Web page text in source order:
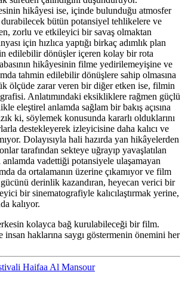
hikâyesi ise, içinde bulunduğu atmosfer
durabilecek bütün potansiyel tehlikelere ve
zorlu ve etkileyici bir savaş olmaktan
için hızlıca yaptığı birkaç adımlık plan
edilebilir dönüşler içeren kolay bir rota
hikâyesinin filme yedirilemeyişine ve
tahmin edilebilir dönüşlere sahip olmasına
ölçüde zarar veren bir diğer etken ise, filmin
Anlatımındaki eksikliklere rağmen güçlü
eleştirel anlamda sağlam bir bakış açısına
ki, söylemek konusunda kararlı olduklarını
destekleyerek izleyicisine daha kalıcı ve
Dolayısıyla hali hazırda yan hikâyelerden
tarafından sekteye uğrayıp yavaşlatılan
vadettiği potansiyele ulaşamayan
da ortalamanın üzerine çıkamıyor ve film
derinlik kazandıran, heyecan verici bir
bir sinematografiyle kalıcılaştırmak yerine,
kalıyor.
kolayca bağ kurulabileceği bir film.
haklarına saygı göstermenin önemini her
Haifaa Al Mansour